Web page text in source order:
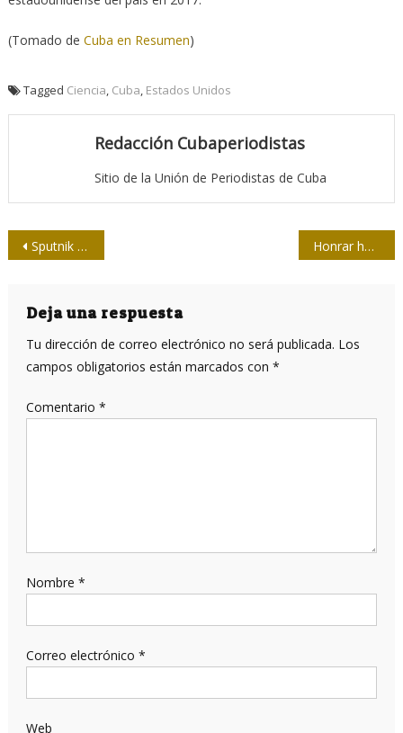
(Tomado de Cuba en Resumen)
Tagged Ciencia, Cuba, Estados Unidos
Redacción Cubaperiodistas
Sitio de la Unión de Periodistas de Cuba
Navegación
entradas
Sputnik V es recibida con ambigüedad por Occidente, a pesar de reconocimiento de expertos Honrar honra: “Distinción por la Cultura Nacional” a los cineastas Estela Bravo y Ernesto Bravo
Deja una respuesta
Tu dirección de correo electrónico no será publicada. Los
campos obligatorios están marcados con *
Comentario *
Nombre *
Correo electrónico *
Web